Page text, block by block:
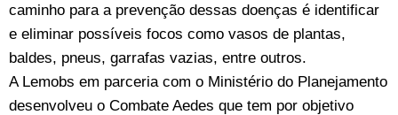
caminho para a prevenção dessas doenças é identificar
e eliminar possíveis focos como vasos de plantas,
baldes, pneus, garrafas vazias, entre outros.
A Lemobs em parceria com o Ministério do Planejamento
desenvolveu o Combate Aedes que tem por objetivo